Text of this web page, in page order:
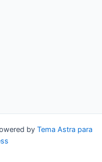
by Tema Astra para